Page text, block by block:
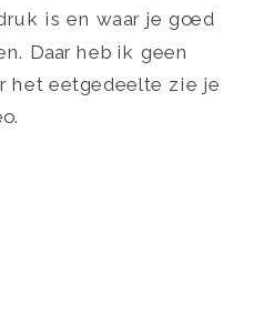
is en waar je goed
Daar heb ik geen
het eetgedeelte zie je